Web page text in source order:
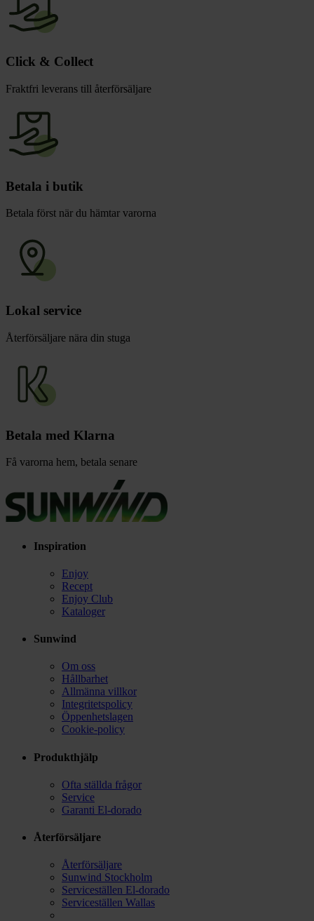
Click & Collect
Fraktfri leverans till återförsäljare
Betala i butik
Betala först när du hämtar varorna
Lokal service
Återförsäljare nära din stuga
Betala med Klarna
Få varorna hem, betala senare
Inspiration
Enjoy
Recept
Enjoy Club
Kataloger
Sunwind
Om oss
Hållbarhet
Allmänna villkor
Integritetspolicy
Öppenhetslagen
Cookie-policy
Produkthjälp
Ofta ställda frågor
Service
Garanti El-dorado
Återförsäljare
Återförsäljare
Sunwind Stockholm
Serviceställen El-dorado
Serviceställen Wallas